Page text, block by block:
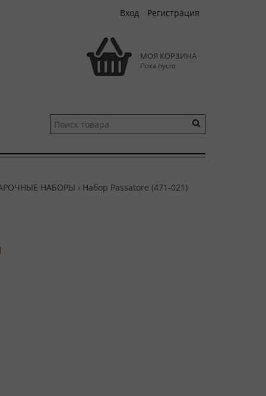
Вход Регистрация
МОЯ КОРЗИНА
Пока пусто
НАБОРЫ › Набор Passatore (471-021)